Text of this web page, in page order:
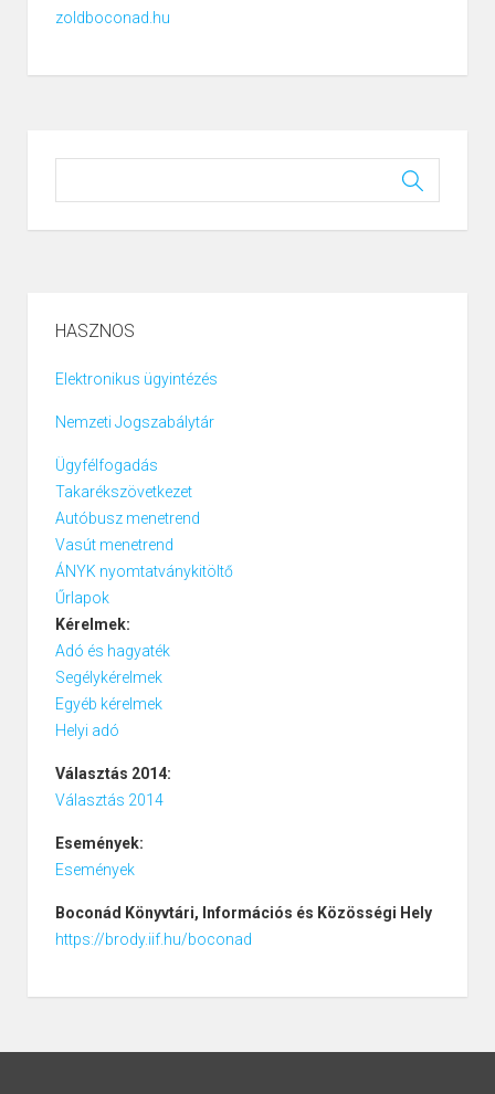
zoldboconad.hu
HASZNOS
Elektronikus ügyintézés
Nemzeti Jogszabálytár
Ügyfélfogadás
Takarékszövetkezet
Autóbusz menetrend
Vasút menetrend
ÁNYK nyomtatványkitöltő
Űrlapok
Kérelmek:
Adó és hagyaték
Segélykérelmek
Egyéb kérelmek
Helyi adó
Választás 2014:
Választás 2014
Események:
Események
Boconád Könyvtári, Információs és Közösségi Hely
https://brody.iif.hu/boconad